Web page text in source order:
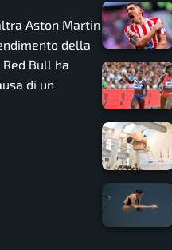
Aston Martin
della
Bull ha
di un